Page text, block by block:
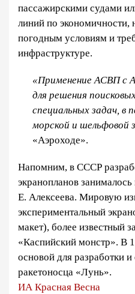
пассажирскими судами
линий по экономичности,
погодным условиям и
инфраструктуре.
«Применение АСВП с
для решения
специальных задач, в
морской и шельфовой
«Аэроходе».
Напомним, в СССР
экранопланов
Е. Алексеева. Мировую
экспериментальный
макет), более известный
«Каспийский монстр». В
основой для разработки
ракетоносца «Лунь».
ИА Красная Весна